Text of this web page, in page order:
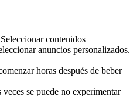
contenidos
anuncios personalizados.
horas después de beber
se puede no experimentar